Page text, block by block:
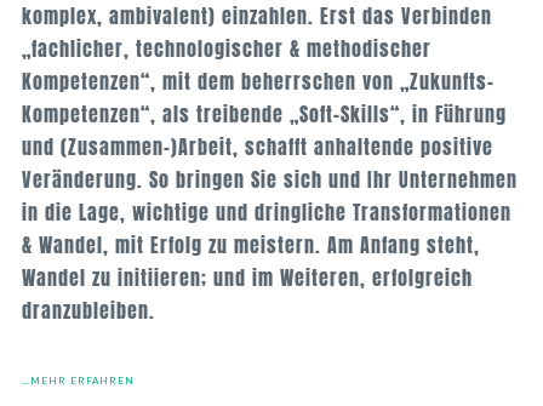
komplex, ambivalent) einzahlen. Erst das Verbinden
„fachlicher, technologischer & methodischer
Kompetenzen“, mit dem beherrschen von „Zukunfts-
Kompetenzen“, als treibende „Soft-Skills“, in Führung
und (Zusammen-)Arbeit, schafft anhaltende positive
Veränderung. So bringen Sie sich und Ihr Unternehmen
in die Lage, wichtige und dringliche Transformationen
& Wandel, mit Erfolg zu meistern. Am Anfang steht,
Wandel zu initiieren; und im Weiteren, erfolgreich
dranzubleiben.
…MEHR ERFAHREN